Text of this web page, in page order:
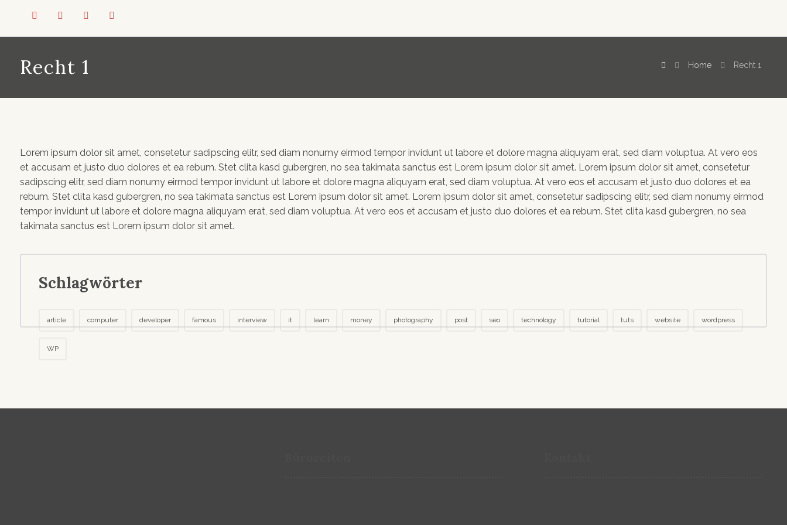
Recht 1 Home Recht 1
Lorem ipsum dolor sit amet, consetetur sadipscing elitr, sed diam nonumy eirmod tempor invidunt ut labore et dolore magna aliquyam erat, sed diam voluptua. At vero eos
et accusam et justo duo dolores et ea rebum. Stet clita kasd gubergren, no sea takimata sanctus est Lorem ipsum dolor sit amet. Lorem ipsum dolor sit amet, consetetur
sadipscing elitr, sed diam nonumy eirmod tempor invidunt ut labore et dolore magna aliquyam erat, sed diam voluptua. At vero eos et accusam et justo duo dolores et ea
rebum. Stet clita kasd gubergren, no sea takimata sanctus est Lorem ipsum dolor sit amet. Lorem ipsum dolor sit amet, consetetur sadipscing elitr, sed diam nonumy eirmod
tempor invidunt ut labore et dolore magna aliquyam erat, sed diam voluptua. At vero eos et accusam et justo duo dolores et ea rebum. Stet clita kasd gubergren, no sea
takimata sanctus est Lorem ipsum dolor sit amet.
Schlagwörter
article computer developer famous interview it learn money photography post seo technology tutorial tuts website wordpress
WP